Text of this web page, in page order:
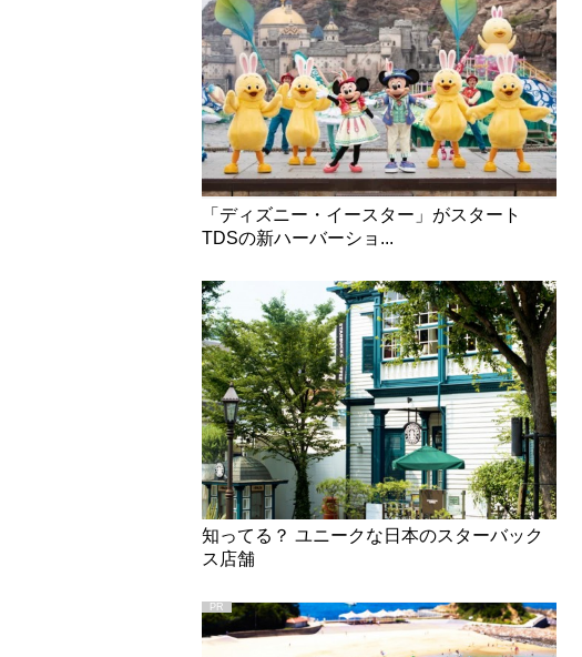
「ディズニー・イースター」がスタート
TDSの新ハーバーショ...
知ってる？ ユニークな日本のスターバック
ス店舗